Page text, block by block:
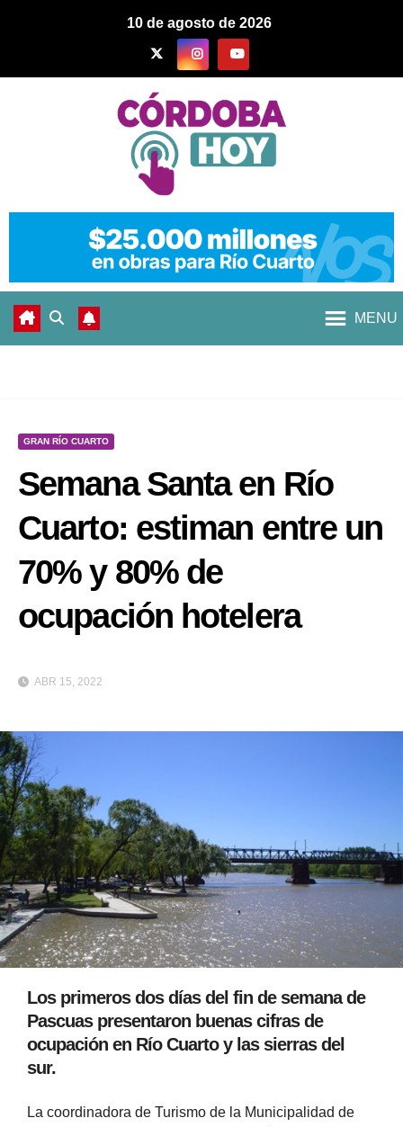
10 de agosto de 2026
MENU
GRAN RÍO CUARTO
Semana Santa en Río
Cuarto: estiman entre un
70% y 80% de
ocupación hotelera
ABR 15, 2022
Los primeros dos días del fin de semana de
Pascuas presentaron buenas cifras de
ocupación en Río Cuarto y las sierras del
sur.
La coordinadora de Turismo de la Municipalidad de